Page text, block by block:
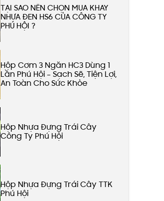
TẠI SAO NÊN CHỌN MUA KHAY
NHỰA ĐEN HS6 CỦA CÔNG TY
PHÚ HỘI ?
Hộp Cơm 3 Ngăn HC3 Dùng 1
Lần Phú Hội – Sạch Sẽ, Tiện Lợi,
An Toàn Cho Sức Khỏe
Hộp Nhựa Đựng Trái Cây
Công Ty Phú Hội
Hộp Nhựa Đựng Trái Cây TTK
Phú Hội